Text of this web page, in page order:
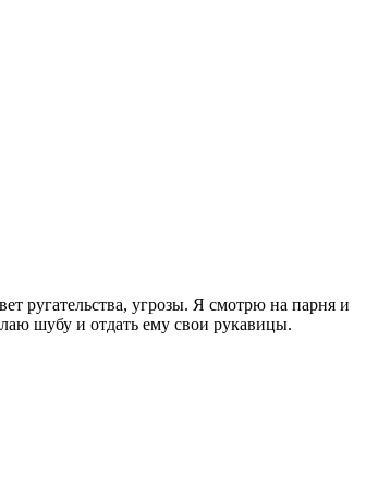
ругательства, угрозы. Я смотрю на парня и
шубу и отдать ему свои рукавицы.